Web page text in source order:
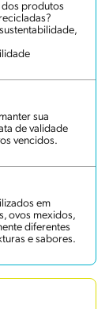
dos produtos
sua
de validade
vencidos.
em
ovos mexidos,
diferentes
e sabores.